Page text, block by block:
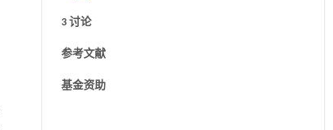
UVA诱导的细胞ROS的影响
3 讨论
参考文献
基金资助